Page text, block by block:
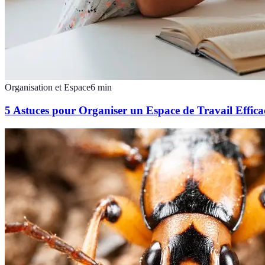
Organisation et Espace6 min
5 Astuces pour Organiser un Espace de Travail